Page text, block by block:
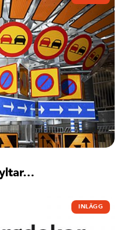
INLÄGG